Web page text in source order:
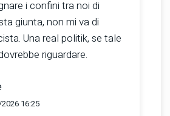
i confini tra noi di
giunta, non mi va di
Una real politik, se tale
riguardare.
16:25